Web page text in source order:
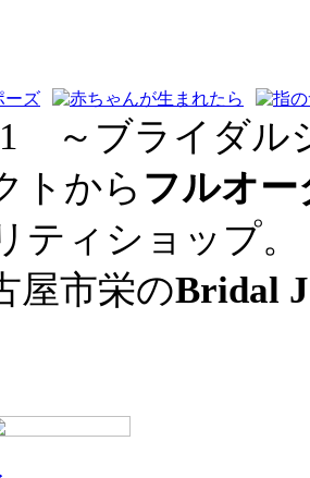
～ブライダル
トから フルオ
ティショップ。
屋市栄のBridal